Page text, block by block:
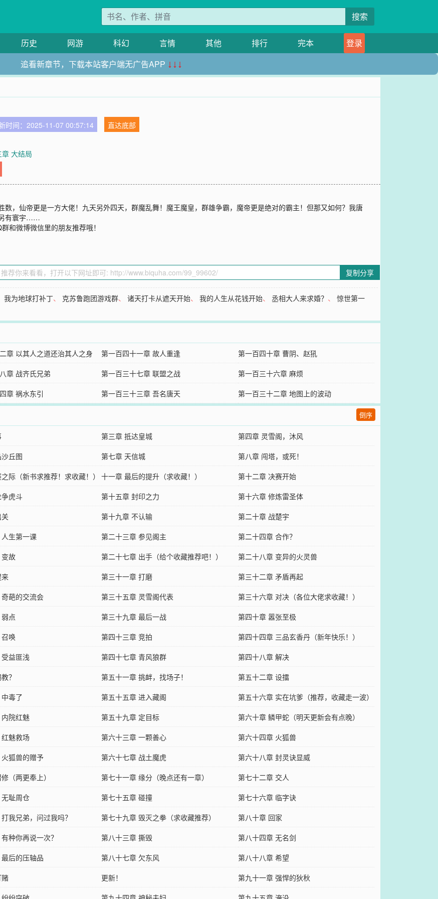
搜索
历史 网游 科幻 言情 其他 排行 完本
登录
追看新章节，下载本站客户端无广告APP ↓↓↓
时间：2025-11-07 00:57:14
直达底部
大结局
，仙帝更是一方大佬！九天另外四天，群魔乱舞！魔王魔皇，群雄争霸，魔帝更是绝对的霸主！但那又如何？我唐
另有寰宇……
和微博微信里的朋友推荐哦！
复制分享
我为地球打补丁、 克苏鲁跑团游戏群、诸天打卡从遮天开始、我的人生从花钱开始、 丞相大人来求婚？ 、惊世第一
章 以其人之道还治其人之身 第一百四十一章 故人重逢
第一百四十章 曹阴、赵犼
章 战齐氏兄弟 第一百三十七章 联盟之战
第一百三十六章 麻烦
章 祸水东引 第一百三十三章 吾名唐天 第一百三十二章 地图上的波动
倒序
第三章 抵达皇城
第四章 灵雪阁，沐风
丘图 第七章 天信城
第八章 闯塔，或死！
际（新书求推荐！求收藏！） 十一章 最后的提升（求收藏！）
第十二章 决赛开始
虎斗 第十五章 封印之力
第十六章 修炼雷圣体
第十九章 不认输
第二十章 战楚宇
生第一课 第二十三章 参见阁主
第二十四章 合作？
故 第二十七章 出手（给个收藏推荐吧！）
第二十八章 变异的火灵兽
第三十一章 打磨
第三十二章 矛盾再起
葩的交流会 第三十五章 灵雪阁代表
第三十六章 对决（各位大佬求收藏！）
点 第三十九章 最后一战
第四十章 嚣张至极
唤 第四十三章 竞拍
第四十四章 三品玄香丹（新年快乐！）
益匪浅 第四十七章 青风狼群
第四十八章 解决
？ 第五十一章 挑衅，找场子！
第五十二章 设擂
毒了 第五十五章 进入藏阁
第五十六章 实在坑爹（推荐，收藏走一波）
院红魅 第五十九章 定目标
第六十章 鳞甲蛇（明天更新会有点晚）
魅救场 第六十三章 一颗善心
第六十四章 火狐兽
狐兽的赠予 第六十七章 战土魔虎
第六十八章 封灵诀显威
（两更奉上） 第七十一章 缘分（晚点还有一章）
第七十二章 交人
耻周仓 第七十五章 碰撞
第七十六章 临字诀
我兄弟，问过我吗？ 第七十九章 毁灭之拳（求收藏推荐）
第八十章 回家
种你再说一次？ 第八十三章 撕毁
第八十四章 无名剑
后的压轴品 第八十七章 欠东风
第八十八章 希望
更新！
第九十一章 强悍的狄秋